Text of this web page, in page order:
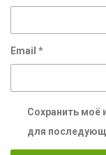
Email *
Сохранить моё
для